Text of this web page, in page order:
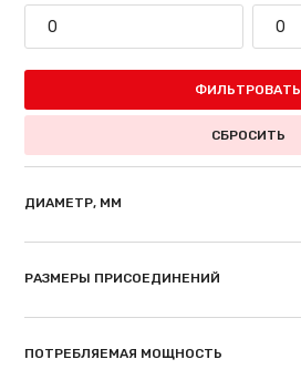
ФИЛЬТРОВАТЬ
СБРОСИТЬ
ДИАМЕТР, ММ
РАЗМЕРЫ ПРИСОЕДИНЕНИЙ
ПОТРЕБЛЯЕМАЯ МОЩНОСТЬ